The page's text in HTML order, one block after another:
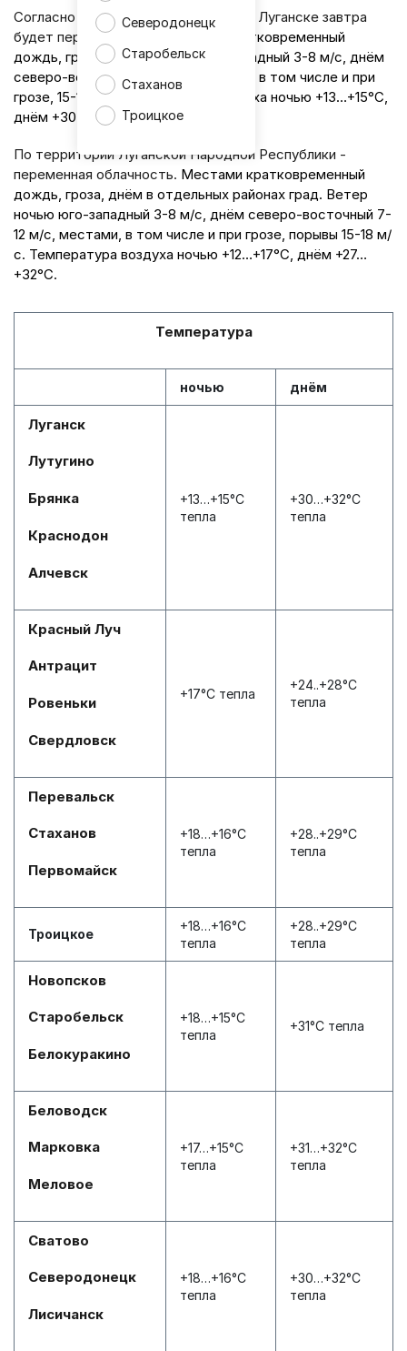
Северодонецк
Старобельск
Стаханов
Троицкое
Согласно информации синоптиков, в Луганске завтра
будет переменная облачность.
Кратковременный
дождь, гроза. Ветер ночью юго-западный 3-8 м/с, днём
северо-восточный 7-12 м/с, порывы, в том числе и при
грозе, 15-18 м/с. Температура воздуха ночью +13…+15°С,
днём +30…+32°С.
По территории Луганской Народной Республики -
переменная облачность. Местами кратковременный
дождь, гроза, днём в отдельных районах град. Ветер
ночью юго-западный 3-8 м/с, днём северо-восточный 7-
12 м/с, местами, в том числе и при грозе, порывы 15-18 м/
с. Температура воздуха ночью +12…+17°С, днём +27…
+32°С.
Температура
ночью днём
Луганск
Лутугино
Брянка
Краснодон
Алчевск
+13…+15°С
тепла
+30…+32°С
тепла
Красный Луч
Антрацит
Ровеньки
Свердловск
+17°С тепла
+24..+28°С
тепла
Перевальск
Стаханов
Первомайск
+18…+16°С
тепла
+28..+29°С
тепла
Троицкое
+18…+16°С
тепла
+28..+29°С
тепла
Новопсков
Старобельск
Белокуракино
+18…+15°С
тепла
+31°С тепла
Беловодск
Марковка
Меловое
+17…+15°С
тепла
+31…+32°С
тепла
Сватово
Северодонецк
Лисичанск
+18…+16°С
тепла
+30…+32°С
тепла